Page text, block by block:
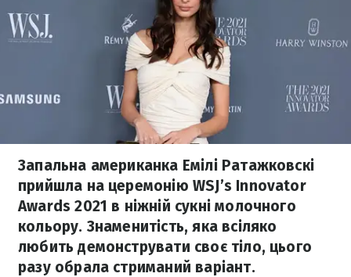
Запальна американка Емілі Ратажковскі
прийшла на церемонію WSJ’s Innovator
Awards 2021 в ніжній сукні молочного
кольору. Знаменитість, яка всіляко
любить демонструвати своє тіло, цього
разу обрала стриманий варіант.